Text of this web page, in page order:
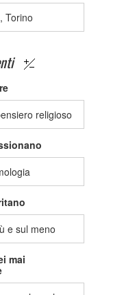
Torino
religioso
e sul meno
mai